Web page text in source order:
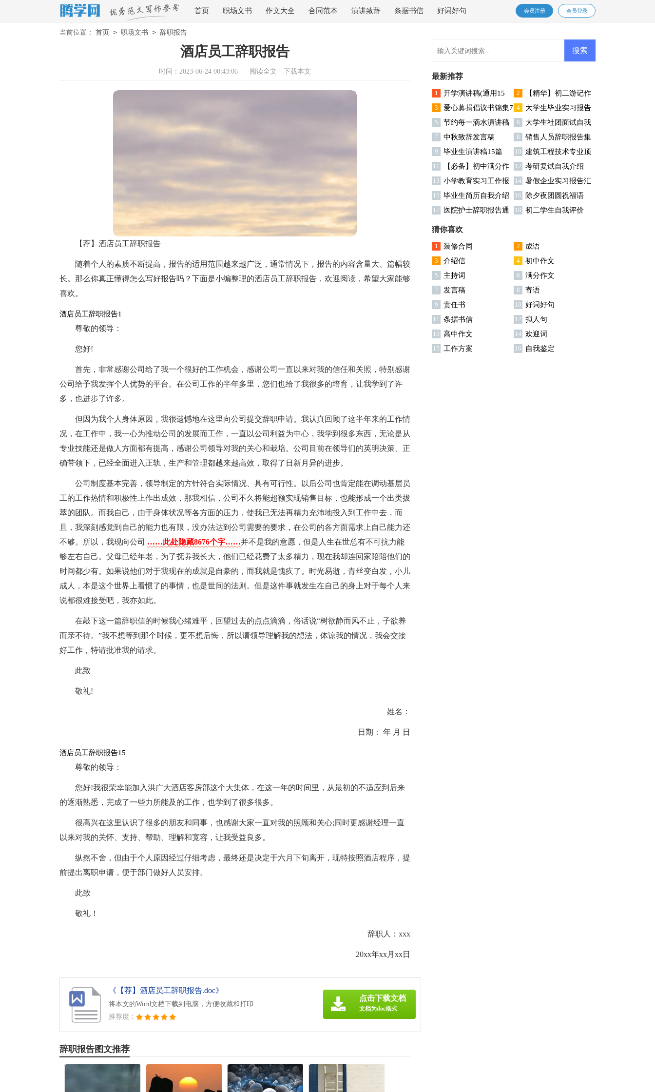
首页 职场文书 作文大全 合同范本 演讲致辞 条据书信 好词好句 会员登录
会员注册
当前位置： 首页 > 职场文书 > 辞职报告
酒店员工辞职报告
时间：2023-06-24 00:43:06 阅读全文 下载本文
【荐】酒店员工辞职报告
随着个人的素质不断提高，报告的适用范围越来越广泛，通常情况下，报告的内容含量大、篇幅较
长。那么你真正懂得怎么写好报告吗？下面是小编整理的酒店员工辞职报告，欢迎阅读，希望大家能够
喜欢。
酒店员工辞职报告1
尊敬的领导：
您好!
首先，非常感谢公司给了我一个很好的工作机会，感谢公司一直以来对我的信任和关照，特别感谢
公司给予我发挥个人优势的平台。在公司工作的半年多里，您们也给了我很多的培育，让我学到了许
多，也进步了许多。
但因为我个人身体原因，我很遗憾地在这里向公司提交辞职申请。我认真回顾了这半年来的工作情
况，在工作中，我一心为推动公司的发展而工作，一直以公司利益为中心，我学到很多东西，无论是从
专业技能还是做人方面都有提高，感谢公司领导对我的关心和栽培。公司目前在领导们的英明决策、正
确带领下，已经全面进入正轨，生产和管理都越来越高效，取得了日新月异的进步。
公司制度基本完善，领导制定的方针符合实际情况、具有可行性。以后公司也肯定能在调动基层员
工的工作热情和积极性上作出成效，那我相信，公司不久将能超额实现销售目标，也能形成一个出类拔
萃的团队。而我自己，由于身体状况等各方面的压力，使我已无法再精力充沛地投入到工作中去，而
且，我深刻感觉到自己的能力也有限，没办法达到公司需要的要求，在公司的各方面需求上自己能力还
不够。所以，我现向公司 ……此处隐藏8676个字……并不是我的意愿，但是人生在世总有不可抗力能
够左右自己。父母已经年老，为了抚养我长大，他们已经花费了太多精力，现在我却连回家陪陪他们的
时间都少有。如果说他们对于我现在的成就是自豪的，而我就是愧疚了。时光易逝，青丝变白发，小儿
成人，本是这个世界上看惯了的事情，也是世间的法则。但是这件事就发生在自己的身上对于每个人来
说都很难接受吧，我亦如此。
在敲下这一篇辞职信的时候我心绪难平，回望过去的点点滴滴，俗话说“树欲静而风不止，子欲养
而亲不待。”我不想等到那个时候，更不想后悔，所以请领导理解我的想法，体谅我的情况，我会交接
好工作，特请批准我的请求。
此致
敬礼!
姓名：
日期： 年 月 日
酒店员工辞职报告15
尊敬的领导：
您好!我很荣幸能加入洪广大酒店客房部这个大集体，在这一年的时间里，从最初的不适应到后来
的逐渐熟悉，完成了一些力所能及的工作，也学到了很多很多。
很高兴在这里认识了很多的朋友和同事，也感谢大家一直对我的照顾和关心;同时更感谢经理一直
以来对我的关怀、支持、帮助、理解和宽容，让我受益良多。
纵然不舍，但由于个人原因经过仔细考虑，最终还是决定于六月下旬离开，现特按照酒店程序，提
前提出离职申请，便于部门做好人员安排。
此致
敬礼！
辞职人：xxx
20xx年xx月xx日
《【荐】酒店员工辞职报告.doc》
将本文的Word文档下载到电脑，方便收藏和打印
推荐度：
点击下载文档
文档为doc格式
辞职报告图文推荐
最新推荐
1
开学演讲稿(通用15
篇)
2
【精华】初二游记作
文合集10篇
3
爱心募捐倡议书锦集7
篇
4
大学生毕业实习报告
(集合15篇)
5
节约每一滴水演讲稿
15篇
6
大学生社团面试自我
介绍
7 中秋致辞发言稿 8
销售人员辞职报告集
锦15篇
9 毕业生演讲稿15篇 10 建筑工程技术专业顶
岗实习报告
11
【必备】初中满分作
文八篇
12 考研复试自我介绍
13 小学教育实习工作报
告
14 暑假企业实习报告汇
编10篇
15 毕业生简历自我介绍 16 除夕夜团圆祝福语
17
医院护士辞职报告通
用15篇
18 初二学生自我评价
猜你喜欢
1 装修合同 2 成语
3 介绍信 4 初中作文
5 主持词 6 满分作文
7 发言稿 8 寄语
9 责任书 10 好词好句
11 条据书信 12 拟人句
13 高中作文 14 欢迎词
15 工作方案 16 自我鉴定